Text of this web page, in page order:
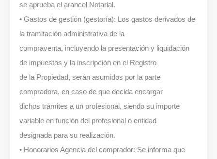
se aprueba el arancel Notarial.
• Gastos de gestión (gestoría): Los gastos derivados de
la tramitación administrativa de la
compraventa, incluyendo la presentación y liquidación
de impuestos y la inscripción en el Registro
de la Propiedad, serán asumidos por la parte
compradora, en caso de que decida encargar
dichos trámites a un profesional, siendo su importe
variable en función del profesional o entidad
designada para su realización.
• Honorarios Agencia del comprador: Se informa que